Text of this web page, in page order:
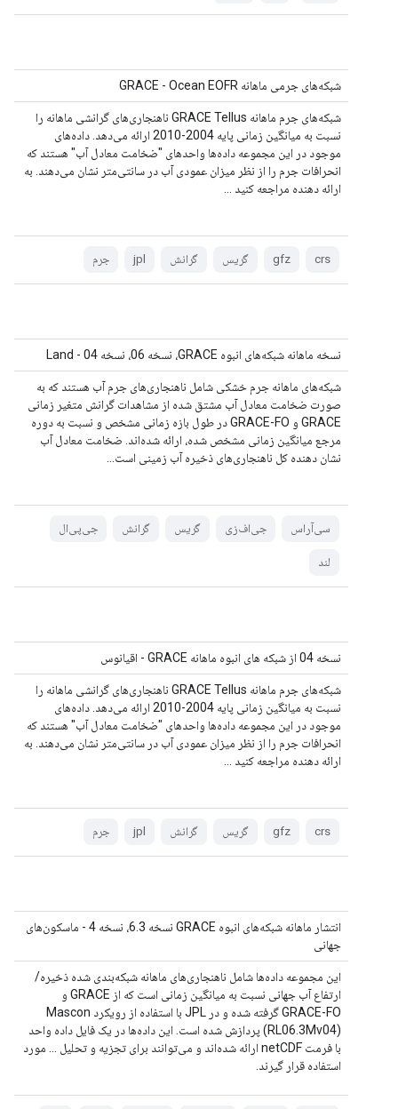
شبکه‌های جرمی ماهانه GRACE - Ocean EOFR
شبکه‌های جرم ماهانه GRACE Tellus ناهنجاری‌های گرانشی ماهانه را
نسبت به میانگین زمانی پایه 2004-2010 ارائه می‌دهد. داده‌های
موجود در این مجموعه داده‌ها واحدهای "ضخامت معادل آب" هستند که
انحرافات جرم را از نظر میزان عمودی آب در سانتی‌متر نشان می‌دهند. به
ارائه دهنده مراجعه کنید ...
crs
gfz گریس گرانش jpl جرم
نسخه ماهانه شبکه‌های انبوه GRACE، نسخه 06، نسخه 04 - Land
شبکه‌های ماهانه جرم خشکی شامل ناهنجاری‌های جرم آب هستند که به
صورت ضخامت معادل آب مشتق شده از مشاهدات گرانش متغیر زمانی
GRACE و GRACE-FO در طول بازه زمانی مشخص و نسبت به دوره
مرجع میانگین زمانی مشخص شده، ارائه شده‌اند. ضخامت معادل آب
نشان دهنده کل ناهنجاری‌های ذخیره آب زمینی است...
سی‌آر‌اس جی‌اف‌زی گریس گرانش جی‌پی‌ال
لند
نسخه 04 از شبکه های انبوه ماهانه GRACE - اقیانوس
شبکه‌های جرم ماهانه GRACE Tellus ناهنجاری‌های گرانشی ماهانه را
نسبت به میانگین زمانی پایه 2004-2010 ارائه می‌دهد. داده‌های
موجود در این مجموعه داده‌ها واحدهای "ضخامت معادل آب" هستند که
انحرافات جرم را از نظر میزان عمودی آب در سانتی‌متر نشان می‌دهند. به
ارائه دهنده مراجعه کنید ...
crs
gfz گریس گرانش jpl جرم
انتشار ماهانه شبکه‌های انبوه GRACE نسخه 6.3، نسخه 4 - ماسکون‌های
جهانی
این مجموعه داده‌ها شامل ناهنجاری‌های ماهانه شبکه‌بندی شده ذخیره/
ارتفاع آب جهانی نسبت به میانگین زمانی است که از GRACE و
GRACE-FO گرفته شده و در JPL با استفاده از رویکرد Mascon
(RL06.3Mv04) پردازش شده است. این داده‌ها در یک فایل داده واحد
با فرمت netCDF ارائه شده‌اند و می‌توانند برای تجزیه و تحلیل ... مورد
استفاده قرار گیرند.